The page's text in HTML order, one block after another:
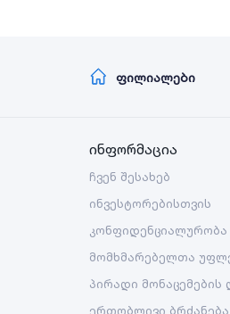
ფილიალები
ინფორმაცია
ჩვენ შესახებ
ინვესტორებისთვის
კონფიდენციალურობა
მომხმარებელთა
პირადი მონაცემების
ერთობლივი